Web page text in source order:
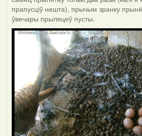
прапусціў нешта), прычым зранку
ўвечары прыляцеў пусты.